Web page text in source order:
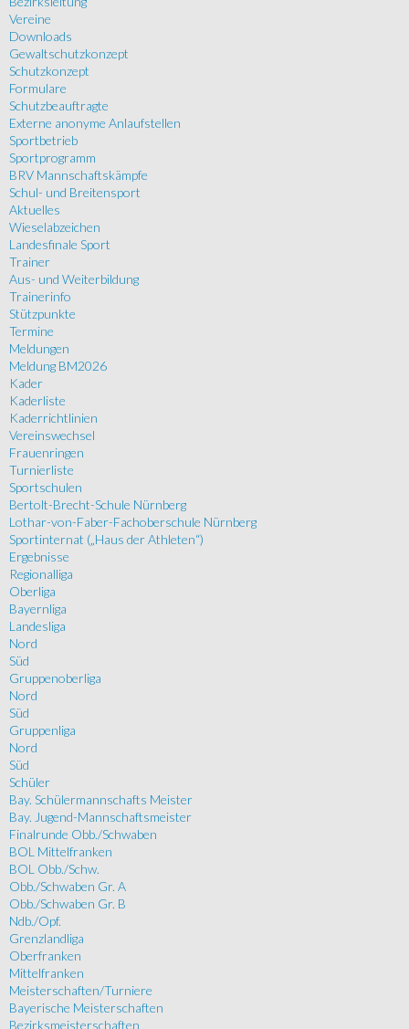
Vereine
Downloads
Gewaltschutzkonzept
Schutzkonzept
Formulare
Schutzbeauftragte
Externe anonyme Anlaufstellen
Sportbetrieb
Sportprogramm
BRV Mannschaftskämpfe
Schul- und Breitensport
Aktuelles
Wieselabzeichen
Landesfinale Sport
Trainer
Aus- und Weiterbildung
Trainerinfo
Stützpunkte
Termine
Meldungen
Meldung BM2026
Kader
Kaderliste
Kaderrichtlinien
Vereinswechsel
Frauenringen
Turnierliste
Sportschulen
Bertolt-Brecht-Schule Nürnberg
Lothar-von-Faber-Fachoberschule Nürnberg
Sportinternat („Haus der Athleten“)
Ergebnisse
Regionalliga
Oberliga
Bayernliga
Landesliga
Nord
Süd
Gruppenoberliga
Nord
Süd
Gruppenliga
Nord
Süd
Schüler
Bay. Schülermannschafts Meister
Bay. Jugend-Mannschaftsmeister
Finalrunde Obb./Schwaben
BOL Mittelfranken
BOL Obb./Schw.
Obb./Schwaben Gr. A
Obb./Schwaben Gr. B
Ndb./Opf.
Grenzlandliga
Oberfranken
Mittelfranken
Meisterschaften/Turniere
Bayerische Meisterschaften
Bezirksmeisterschaften